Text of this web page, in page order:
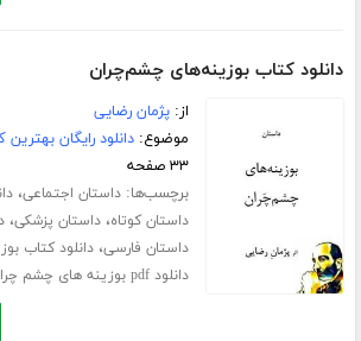
دانلود کتاب بوزینه‌های چشم‌چران
از:پژمان رضایی
موضوع:دانلود رایگان
۳۳ صفحه
برچسب‌ها:داستان اجتماعی،
داستان کوتاه،داستان پزشکی،
داستان فارسی،دانلود کتاب
دانلود pdf بوزینه های چشم چران